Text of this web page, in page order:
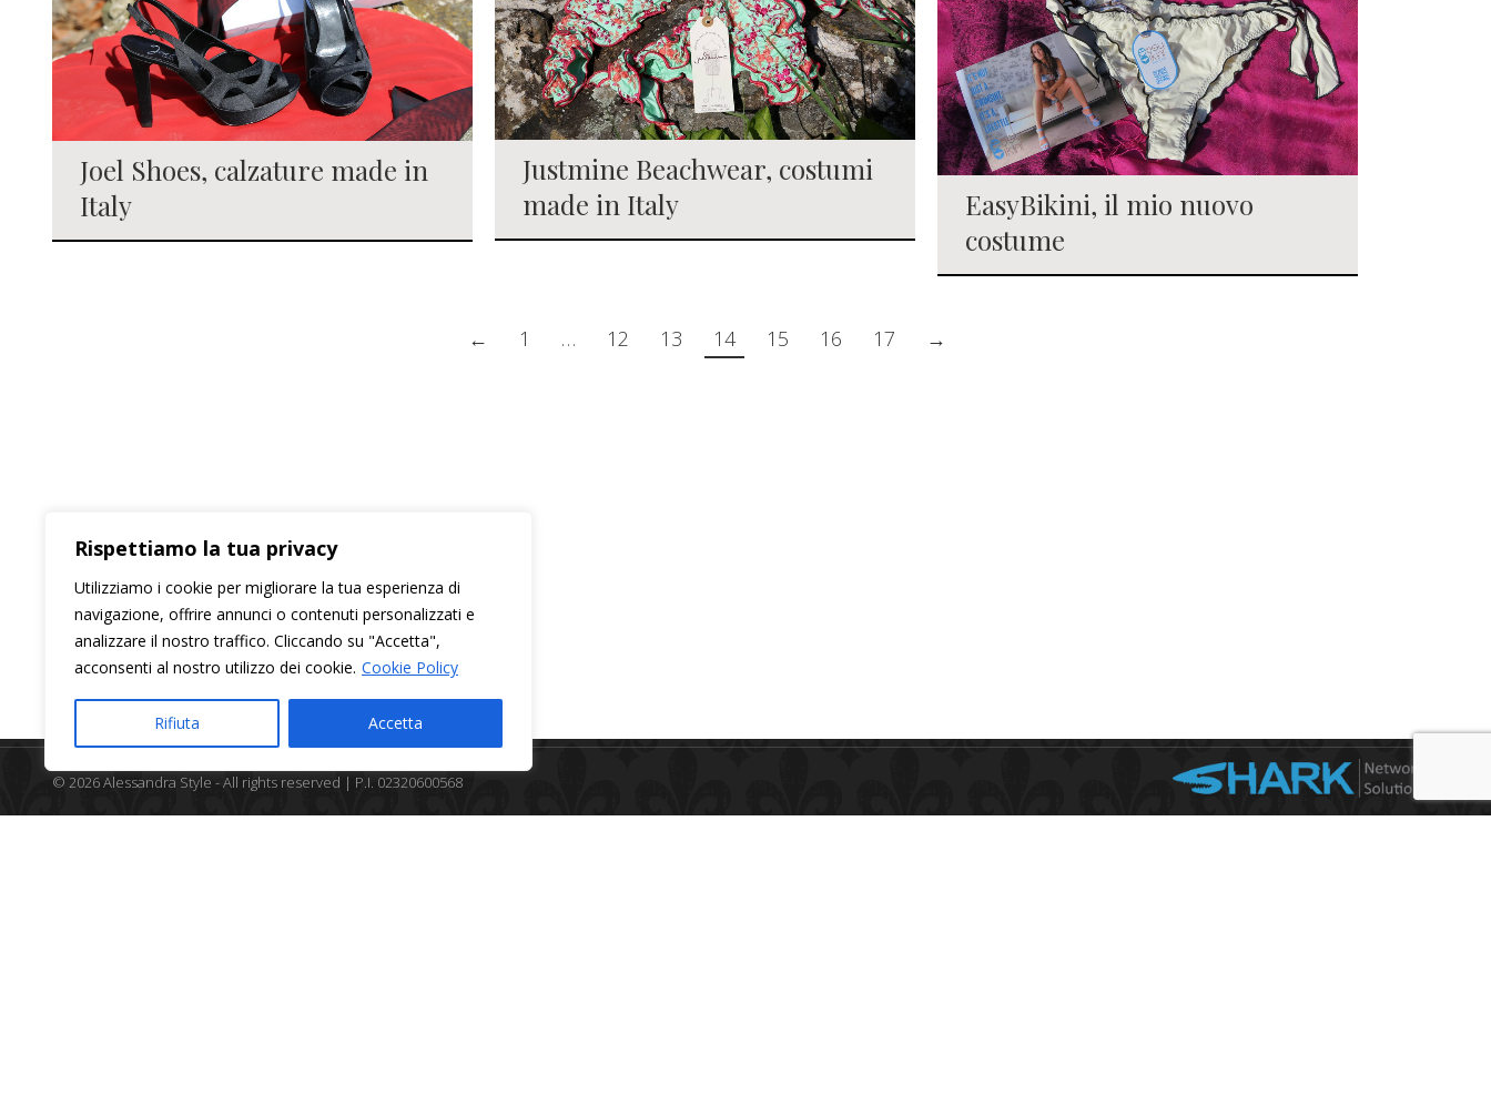
Rispettiamo la tua privacy
Utilizziamo i cookie per migliorare la tua esperienza di
navigazione, offrire annunci o contenuti personalizzati e
analizzare il nostro traffico. Cliccando su "Accetta",
acconsenti al nostro utilizzo dei cookie. Cookie Policy
Rifiuta Accetta
Justmine Beachwear, costumi
made in Italy
Joel Shoes, calzature made in
Italy
EasyBikini, il mio nuovo
costume
← 1 … 12 13 14 15 16 17 →
Informazioni sui cookie
Contatti
© 2026 Alessandra Style - All rights reserved | P.I. 02320600568